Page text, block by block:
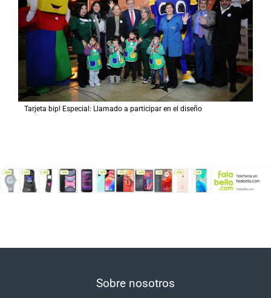
Tarjeta bip! Especial: Llamado a participar en el diseño
Sobre nosotros